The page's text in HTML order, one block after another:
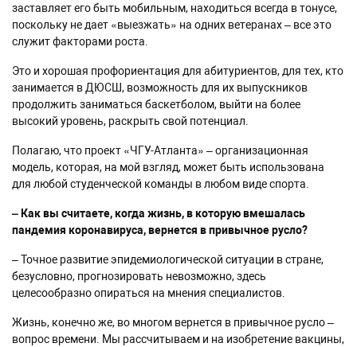
заставляет его быть мобильным, находиться всегда в тонусе,
поскольку не дает «выезжать» на одних ветеранах – все это
служит факторами роста.
Это и хорошая профориентация для абитуриентов, для тех, кто
занимается в ДЮСШ, возможность для их выпускников
продолжить заниматься баскетболом, выйти на более
высокий уровень, раскрыть свой потенциал.
Полагаю, что проект «ЧГУ-Атланта» – организационная
модель, которая, на мой взгляд, может быть использована
для любой студенческой команды в любом виде спорта.
– Как вы считаете, когда жизнь, в которую вмешалась
пандемия коронавируса, вернется в привычное русло?
– Точное развитие эпидемиологической ситуации в стране,
безусловно, прогнозировать невозможно, здесь
целесообразно опираться на мнения специалистов.
Жизнь, конечно же, во многом вернется в привычное русло –
вопрос времени. Мы рассчитываем и на изобретение вакцины,